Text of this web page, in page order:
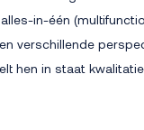
in-één
verschillende
hen in staat